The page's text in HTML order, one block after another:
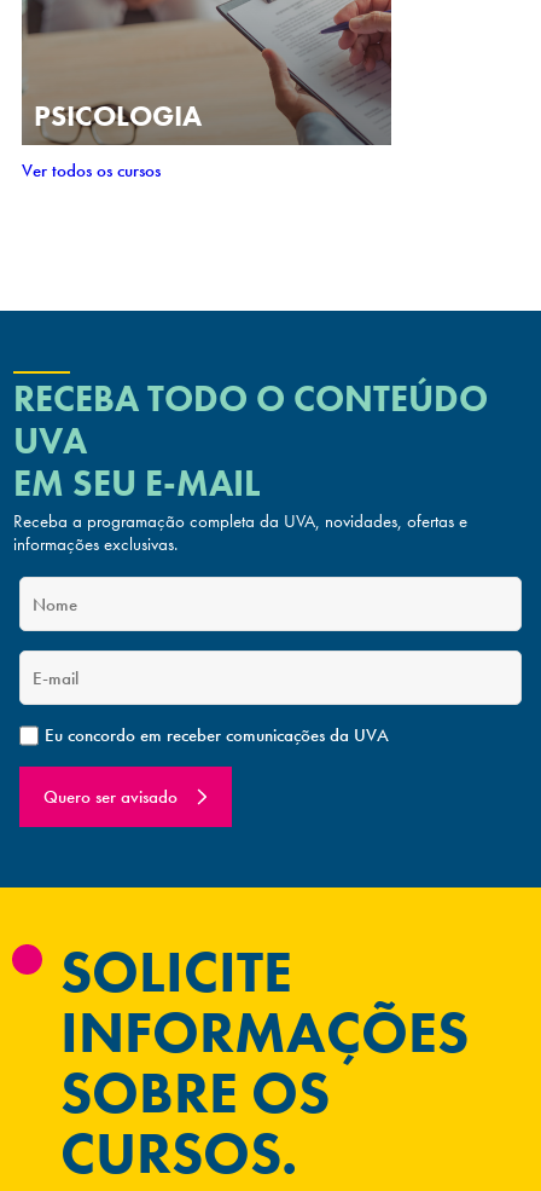
PSICOLOGIA
Ver todos os cursos
RECEBA TODO O CONTEÚDO
UVA
EM SEU E-MAIL
Receba a programação completa da UVA, novidades, ofertas e
informações exclusivas.
Eu concordo em receber comunicações da UVA
Quero ser avisado
SOLICITE
INFORMAÇÕES
SOBRE OS
CURSOS.